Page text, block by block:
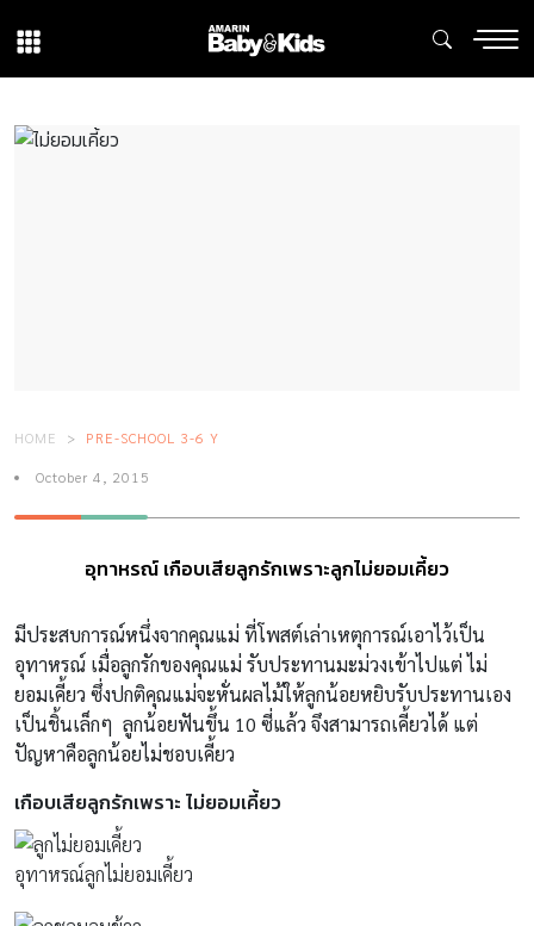
HOME PRE-SCHOOL 3-6 Y
October 4, 2015
อุทาหรณ์ เกือบเสียลูกรักเพราะลูกไม่ยอมเคี้ยว
มีประสบการณ์หนึ่งจากคุณแม่ ที่โพสต์เล่าเหตุการณ์เอาไว้เป็น
อุทาหรณ์ เมื่อลูกรักของคุณแม่ รับประทานมะม่วงเข้าไปแต่ ไม่
ยอมเคี้ยว ซึ่งปกติคุณแม่จะหั่นผลไม้ให้ลูกน้อยหยิบรับประทานเอง
เป็นชิ้นเล็กๆ ลูกน้อยฟันขึ้น 10 ซี่แล้ว จึงสามารถเคี้ยวได้ แต่
ปัญหาคือลูกน้อยไม่ชอบเคี้ยว
เกือบเสียลูกรักเพราะ ไม่ยอมเคี้ยว
อุทาหรณ์ลูกไม่ยอมเคี้ยว